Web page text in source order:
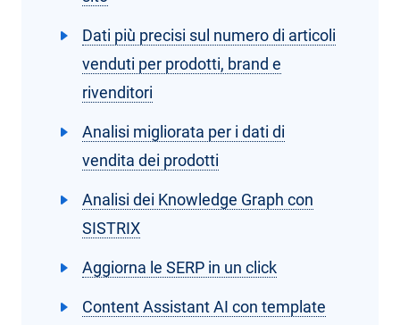
Dati più precisi sul numero di articoli
venduti per prodotti, brand e
rivenditori
Analisi migliorata per i dati di
vendita dei prodotti
Analisi dei Knowledge Graph con
SISTRIX
Aggiorna le SERP in un click
Content Assistant AI con template